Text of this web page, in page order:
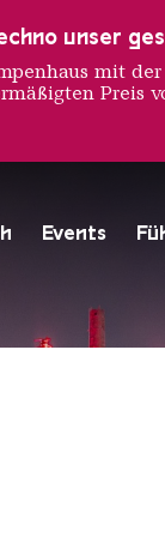
Events
in Rot
unser
mit
Preis